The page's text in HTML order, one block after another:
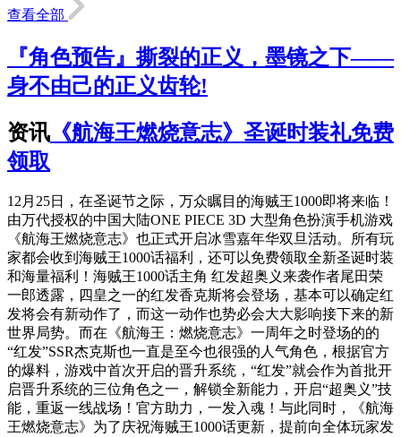
查看全部
『角色预告』撕裂的正义，墨镜之下——
身不由己的正义齿轮!
资讯 《航海王燃烧意志》圣诞时装礼免费
领取
12月25日，在圣诞节之际，万众瞩目的海贼王1000即将来临！
由万代授权的中国大陆ONE PIECE 3D 大型角色扮演手机游戏
《航海王燃烧意志》也正式开启冰雪嘉年华双旦活动。所有玩
家都会收到海贼王1000话福利，还可以免费领取全新圣诞时装
和海量福利！海贼王1000话主角 红发超奥义来袭作者尾田荣
一郎透露，四皇之一的红发香克斯将会登场，基本可以确定红
发将会有新动作了，而这一动作也势必会大大影响接下来的新
世界局势。而在《航海王：燃烧意志》一周年之时登场的的
“红发”SSR杰克斯也一直是至今也很强的人气角色，根据官方
的爆料，游戏中首次开启的晋升系统，“红发”就会作为首批开
启晋升系统的三位角色之一，解锁全新能力，开启“超奥义”技
能，重返一线战场！官方助力，一发入魂！与此同时，《航海
王燃烧意志》为了庆祝海贼王1000话更新，提前向全体玩家发